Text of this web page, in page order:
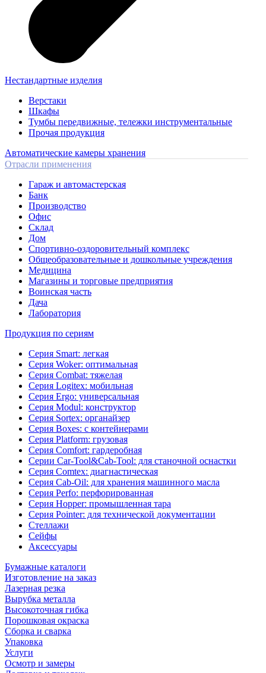
Нестандартные изделия
Верстаки
Шкафы
Тумбы передвижные, тележки инструментальные
Прочая продукция
Автоматические камеры хранения
Отрасли применения
Гараж и автомастерская
Банк
Производство
Офис
Склад
Дом
Спортивно-оздоровительный комплекс
Общеобразовательные и дошкольные учреждения
Медицина
Магазины и торговые предприятия
Воинская часть
Дача
Лаборатория
Продукция по сериям
Серия Smart: легкая
Серия Woker: оптимальная
Серия Combat: тяжелая
Серия Logitex: мобильная
Серия Ergo: универсальная
Серия Modul: конструктор
Серия Sortex: органайзер
Серия Boxes: с контейнерами
Серия Platform: грузовая
Серия Comfort: гардеробная
Серии Car-Tool&Cab-Tool: для станочной оснастки
Серия Comtex: диагнастическая
Серия Cab-Oil: для хранения машинного масла
Серия Perfo: перфорированная
Серия Hopper: промышленная тара
Серия Pointer: для технической документации
Стеллажи
Сейфы
Аксессуары
Бумажные каталоги
Изготовление на заказ
Лазерная резка
Вырубка металла
Высокоточная гибка
Порошковая окраска
Сборка и сварка
Упаковка
Услуги
Осмотр и замеры